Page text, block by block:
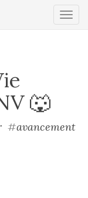
🐺
#avancement